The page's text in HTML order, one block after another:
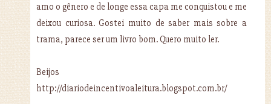
amo o gênero e de longe essa capa me conquistou e me
deixou curiosa. Gostei muito de saber mais sobre a
trama, parece ser um livro bom. Quero muito ler.
Beijos
http://diariodeincentivoaleitura.blogspot.com.br/